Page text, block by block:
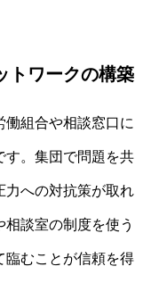
トワークの構築
働組合や相談窓口に
す。集団で問題を共
力への対抗策が取れ
談室の制度を使う
臨むことが信頼を得